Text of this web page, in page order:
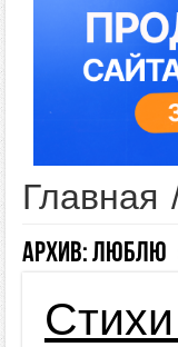
Главная
Архив:люблю